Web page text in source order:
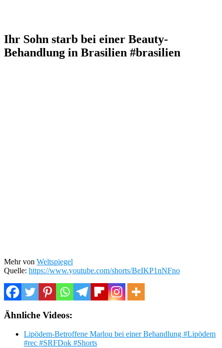
Ihr Sohn starb bei einer Beauty-
Behandlung in Brasilien #brasilien
Mehr von Weltspiegel
Quelle: https://www.youtube.com/shorts/BeIKP1nNFno
Ähnliche Videos:
Lipödem-Betroffene Marlou bei einer Behandlung #Lipödem
#rec #SRFDok #Shorts